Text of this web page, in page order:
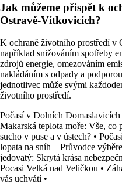
Jak můžeme přispět k
Ostravě-Vítkovicích?
K ochraně životního prostředí v
například snižováním spotřeby
zdrojů energie, omezováním
nakládáním s odpady a
jednotlivec může svými
životního prostředí.
Počasí v Dolních Domaslavicích
Makarská teplota moře: Vše, co
sucho v puse a v ústech? •
lopata na sníh – Průvodce
jedovatý: Skrytá krása
Pocasi Velká nad Veličkou •
vás uchvátí•